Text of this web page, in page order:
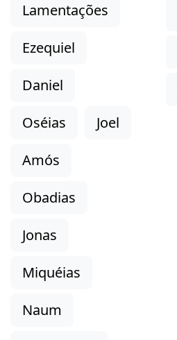
Lamentações
Ezequiel
Daniel
Oséias
Joel
Amós
Obadias
Jonas
Miquéias
Naum